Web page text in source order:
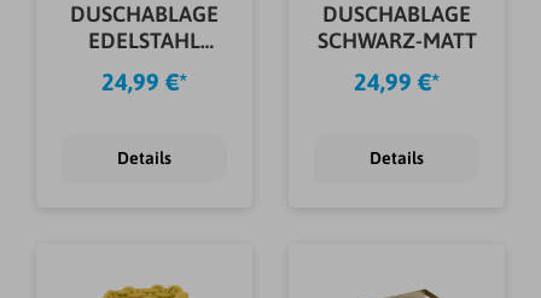
DUSCHABLAGE
EDELSTAHL
GEBÜRSTET
24,99 €*
Details
DUSCHABLAGE
SCHWARZ-MATT
24,99 €*
Details